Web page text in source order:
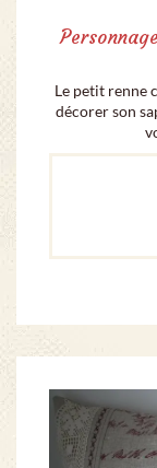
Le petit renne
décorer son